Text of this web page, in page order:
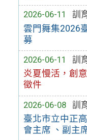
2026-06-11
訓
雲門舞集2026
募
2026-06-11
訓
炎夏慢活，創
徵件
2026-06-08
訓
臺北市立中正
會主席 、副主